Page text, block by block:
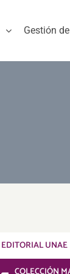
Gestión
EDITORIAL UNAE